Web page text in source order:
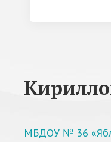
МБДОУ № 36